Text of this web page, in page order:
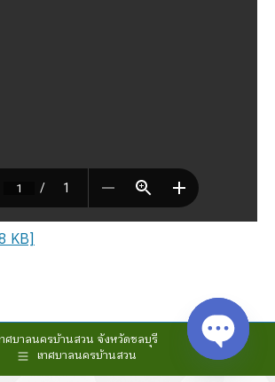
KB]
ศบาลนครบ้านสวน จังหวัดชลบุรี
เทศบาลนครบ้านสวน